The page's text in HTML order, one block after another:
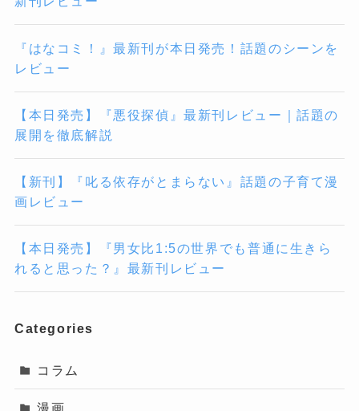
『はなコミ！』最新刊が本日発売！話題のシーンを
レビュー
【本日発売】『悪役探偵』最新刊レビュー｜話題の
展開を徹底解説
【新刊】『叱る依存がとまらない』話題の子育て漫
画レビュー
【本日発売】『男女比1:5の世界でも普通に生きら
れると思った？』最新刊レビュー
Categories
コラム
漫画